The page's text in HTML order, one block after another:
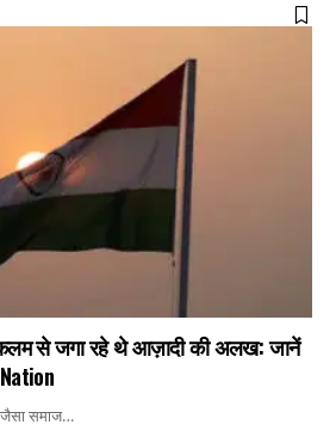
से जगा रहे थे आज़ादी की अलख: जानें
जैसा समाज…